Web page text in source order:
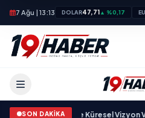
7 Ağu | 13:13 DOLAR47,71▲ %0,17
SON DAKİKA
Sanayinde Küresel Vizyon